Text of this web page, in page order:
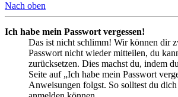
Nach oben
Ich habe mein Passwort vergessen!
Das ist nicht schlimm! Wir können dir
Passwort nicht wieder mitteilen, du
zurücksetzen. Dies machst du, indem
Seite auf „Ich habe mein Passwort
Anweisungen folgst. So solltest du